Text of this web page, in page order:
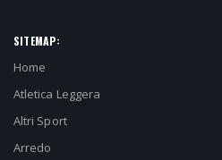
SITEMAP:
Home
Atletica Leggera
Altri Sport
Arredo